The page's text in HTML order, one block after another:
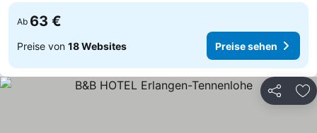
Ab 63 €
Preise von 18 Websites Preise sehen
Teilen